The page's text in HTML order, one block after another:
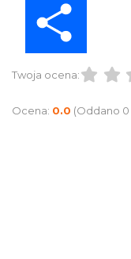
Twoja ocena:
Ocena: 0.0 (Oddano 0